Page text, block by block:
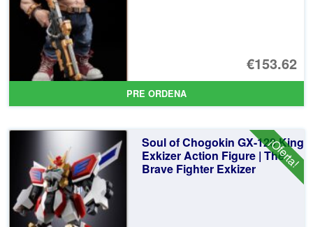
€153.62
PRE ORDENA
¡Oferta!
Soul of Chogokin GX-120 King
Exkizer Action Figure | The
Brave Fighter Exkizer